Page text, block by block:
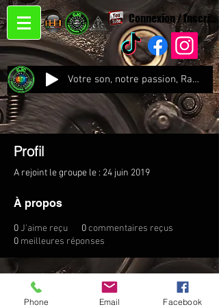
Connexion /
Votre son, notre passion, Radio CJC Recording Studio , là où chaque note prend vie !
Profil
A rejoint le groupe le : 24 juin 2019
À propos
0J'aime reçu 0commentaires reçus
0 meilleures réponses
Phone Email Facebook